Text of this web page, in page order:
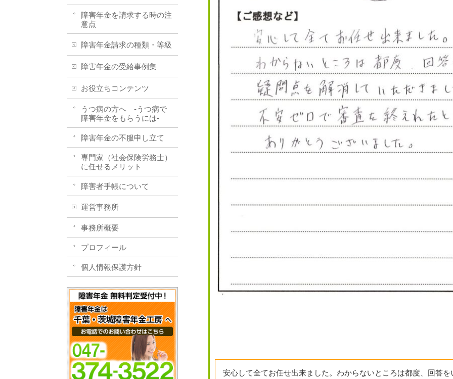
安心して全てお任せ出来ました。わからないところは都度、回答
障害年金を請求する時の注
意点
障害年金請求の種類・等級
障害年金の受給事例集
お役立ちコンテンツ
うつ病の方へ -うつ病で
障害年金をもらうには-
障害年金の不服申し立て
専門家（社会保険労務士）
に任せるメリット
障害者手帳について
運営事務所
事務所概要
プロフィール
個人情報保護方針